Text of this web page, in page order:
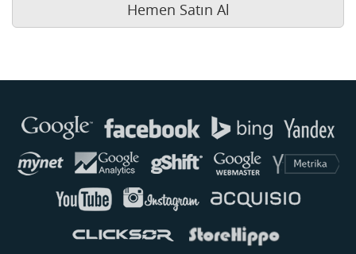
Hemen Satın Al
Buse